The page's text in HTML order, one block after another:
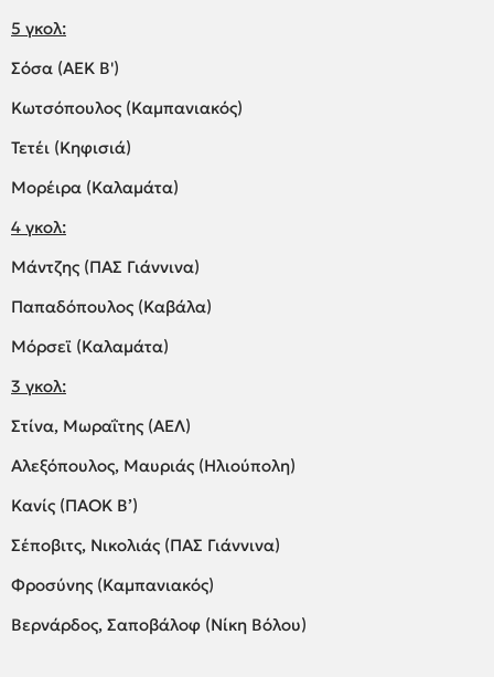
5 γκολ:
Σόσα (ΑΕΚ Β')
Κωτσόπουλος (Καμπανιακός)
Τετέι (Κηφισιά)
Μορέιρα (Καλαμάτα)
4 γκολ:
Μάντζης (ΠΑΣ Γιάννινα)
Παπαδόπουλος (Καβάλα)
Μόρσεϊ (Καλαμάτα)
3 γκολ:
Στίνα, Μωραΐτης (ΑΕΛ)
Αλεξόπουλος, Μαυριάς (Ηλιούπολη)
Κανίς (ΠΑΟΚ Β’)
Σέποβιτς, Νικολιάς (ΠΑΣ Γιάννινα)
Φροσύνης (Καμπανιακός)
Βερνάρδος, Σαποβάλοφ (Νίκη Βόλου)